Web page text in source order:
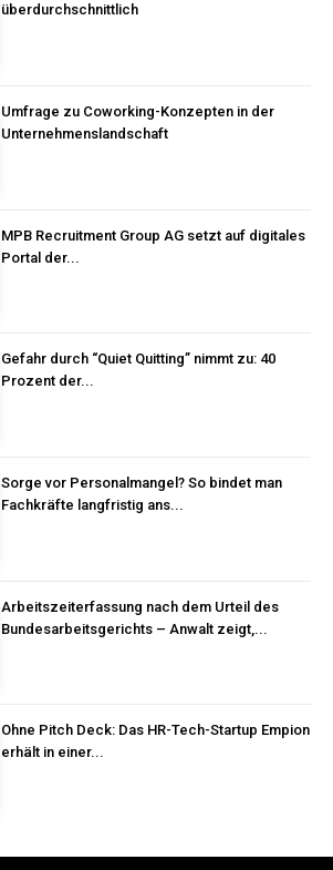
überdurchschnittlich
Umfrage zu Coworking-Konzepten in der
Unternehmenslandschaft
MPB Recruitment Group AG setzt auf digitales
Portal der...
Gefahr durch “Quiet Quitting” nimmt zu: 40
Prozent der...
Sorge vor Personalmangel? So bindet man
Fachkräfte langfristig ans...
Arbeitszeiterfassung nach dem Urteil des
Bundesarbeitsgerichts – Anwalt zeigt,...
Ohne Pitch Deck: Das HR-Tech-Startup Empion
erhält in einer...